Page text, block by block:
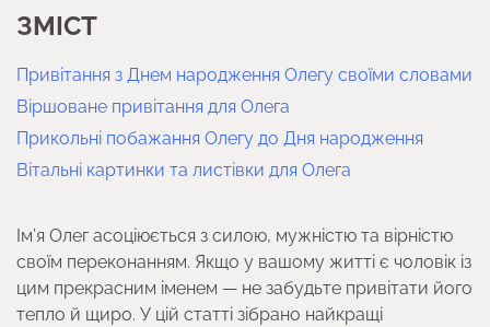
ЗМІСТ
Привітання з Днем народження Олегу своїми словами
Віршоване привітання для Олега
Прикольні побажання Олегу до Дня народження
Вітальні картинки та листівки для Олега
Ім’я Олег асоціюється з силою, мужністю та вірністю
своїм переконанням. Якщо у вашому житті є чоловік із
цим прекрасним іменем — не забудьте привітати його
тепло й щиро. У цій статті зібрано найкращі